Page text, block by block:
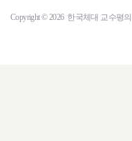
Copyright © 2026 한국체대 교수평의